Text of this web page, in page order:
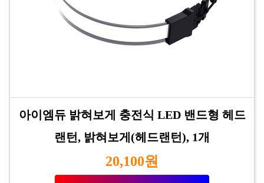
아이엠듀 밝혀보게 충전식 LED 밴드형 헤드
랜턴, 밝혀보게(헤드랜턴), 1개
20,100원